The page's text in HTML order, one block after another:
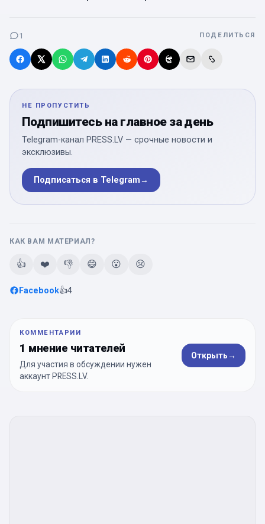
1 ПОДЕЛИТЬСЯ
НЕ ПРОПУСТИТЬ
Подпишитесь на главное за день
Telegram-канал PRESS.LV — срочные новости и
эксклюзивы.
Подписаться в Telegram→
КАК ВАМ МАТЕРИАЛ?
👍 ❤️ 👎 😄 😮 😢
Facebook👍4
КОММЕНТАРИИ
1 мнение читателей
Для участия в обсуждении нужен
аккаунт PRESS.LV.
Открыть→